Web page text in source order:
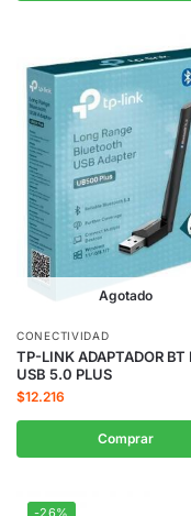
Agotado
CONECTIVIDAD
TP-LINK ADAPTADOR BT
USB 5.0 PLUS
$12.216
Comprar
-26%